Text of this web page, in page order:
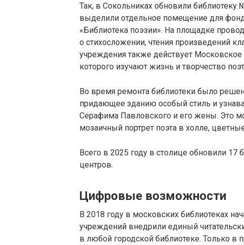
Так, в Сокольниках обновили
выделили отдельное помещение для
«Библиотека поэзии». На площадке
о стихосложении, чтения произведений
учреждения также действует
которого изучают жизнь и творчество
Во время ремонта библиотеки было
придающее зданию особый стиль и
Серафима Павловского и его жены. Это
мозаичный портрет поэта в холле,
Всего в 2025 году в столице обновили
центров.
Цифровые возможности
В 2018 году в московских библиотеках
учреждений внедрили единый
в любой городской библиотеке. Только